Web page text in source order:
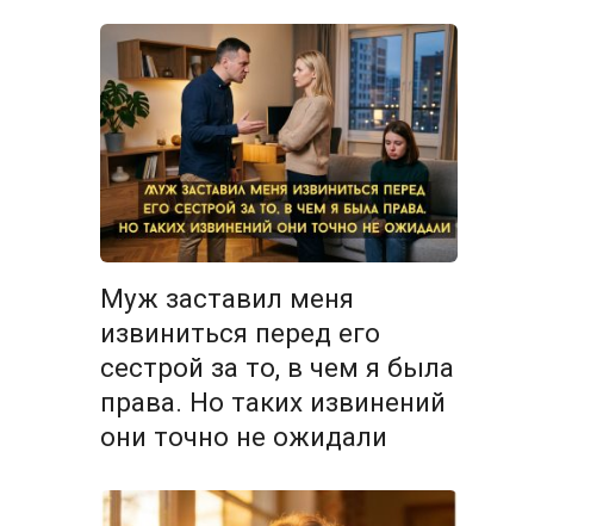
Муж заставил меня
извиниться перед его
сестрой за то, в чем я была
права. Но таких извинений
они точно не ожидали